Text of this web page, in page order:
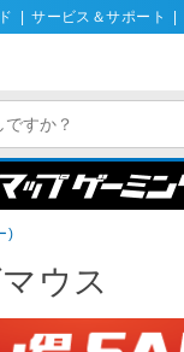
サービス＆サポート
)
ウス